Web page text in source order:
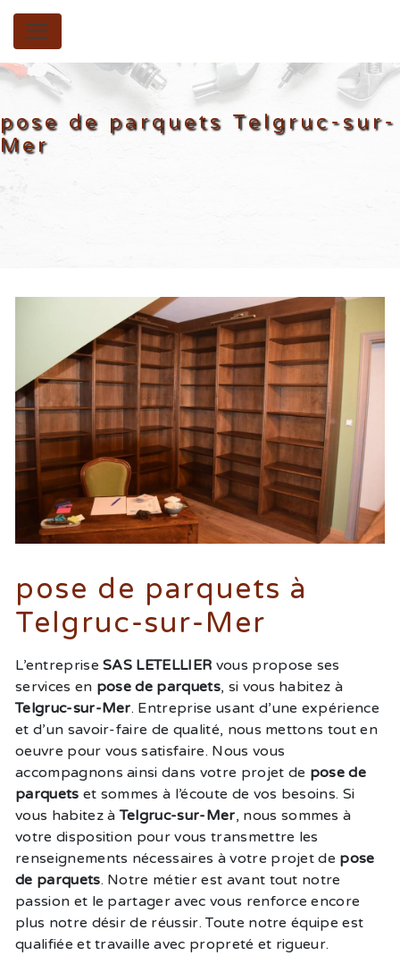
Panneau de gestion des cookies
pose de parquets Telgruc-sur-
Mer
pose de parquets à
Telgruc-sur-Mer
L’entrepriseSAS LETELLIER vous propose ses
services en pose de parquets, si vous habitez à
Telgruc-sur-Mer. Entreprise usant d’une expérience
et d’un savoir-faire de qualité, nous mettons tout en
oeuvre pour vous satisfaire. Nous vous
accompagnons ainsi dans votre projet de pose de
parquets et sommes à l’écoute de vos besoins. Si
vous habitez àTelgruc-sur-Mer, nous sommes à
votre disposition pour vous transmettre les
renseignements nécessaires à votre projet de pose
de parquets. Notre métier est avant tout notre
passion et le partager avec vous renforce encore
plus notre désir de réussir. Toute notre équipe est
qualifiée et travaille avec propreté et rigueur.